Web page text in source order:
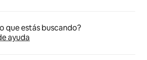
que estás buscando?
ayuda